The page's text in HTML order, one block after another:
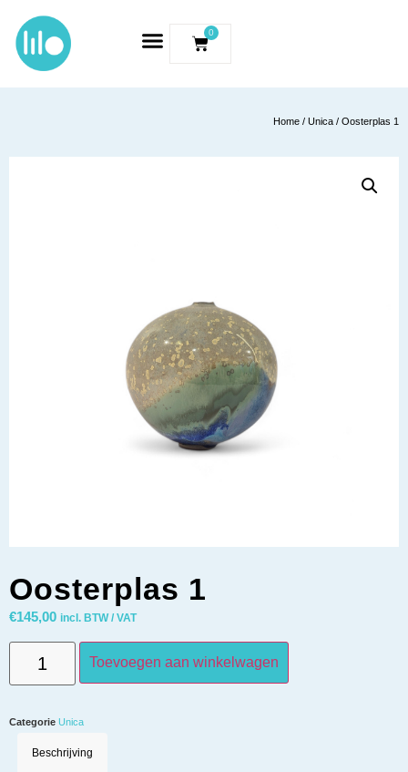
0
Home / Unica / Oosterplas 1
Oosterplas 1
€145,00 incl. BTW / VAT
Toevoegen aan winkelwagen
Categorie Unica
Beschrijving